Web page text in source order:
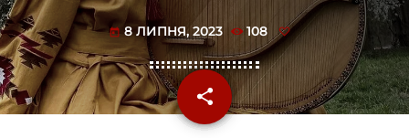
today 8 ЛИПНЯ, 2023 108
share
email